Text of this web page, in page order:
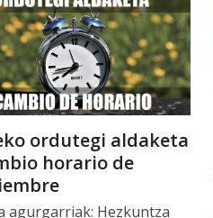
ordutegi aldaketa
horario de
agurgarriak: Hezkuntza